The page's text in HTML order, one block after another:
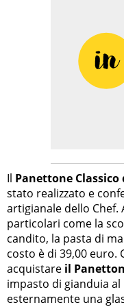
Il Panettone
stato realizzato e
artigianale dello
particolari come la
candito, la pasta di
costo è di 39,00 euro.
acquistare il
impasto di gianduia
esternamente una